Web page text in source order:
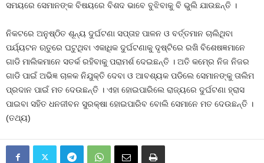
ସମୟରେ ସେମାନଙ୍କ ବିଷୟରେ ବିଶଦ ଭାବେ ବୁଝିବାକୁ ବି ଭୁଲି ଯାଉଛନ୍ତି ।
ନିକଟରେ ଅନୁଷ୍ଠିତ ଶୂନ୍ୟ ଦୁର୍ଘଟଣା ସପ୍ତାହ ପାଳନ ଓ ବର୍ତ୍ତମାନ ଚାଲିଥିବା
ପର୍ଯ୍ୟଟନ ଋତୁରେ ଘଟୁଥିବା ଏକାଧିକ ଦୁର୍ଘଟଣାକୁ ଦୃଷ୍ଟିରେ ରଖି ବିଶେଷଜ୍ଞମାନେ
ଗାଡି ମାଲିକମାନେ ସତର୍କ ରହିବାକୁ ପରାମର୍ଶ ଦେଇଛନ୍ତି । ଅତି କମ୍‍ରେ ନିଜ ନିଜର
ଗାଡି ପାଇଁ ଅଭିଜ୍ଞ ଚାଳକ ନିଯୁକ୍ତି ଦେବା ଓ ଆବଶ୍ୟକ ପଡିଲେ ସେମାନଙ୍କୁ ତାଲିମ
ପ୍ରଦାନ ପାଇଁ ମତ ଦେଉଛନ୍ତି । ଏହା ହୋଇପାରିଲେ ରାଜ୍ୟରେ ଦୁର୍ଘଟଣା ହ୍ରାସ
ପାଇବା ସହିତ ଧନଜୀବନ ସୁରକ୍ଷା ହୋଇପାରିବ ବୋଲି ସେମାନେ ମତ ଦେଉଛନ୍ତି ।
(ତଥ୍ୟ)